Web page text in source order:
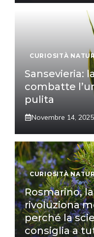
CURIOSITÀ
Sansevieria:
combatte
pulita
Novembre 14, 2025
CURIOSITÀ
Rosmarino,
rivoluziona
perché la
consiglia a